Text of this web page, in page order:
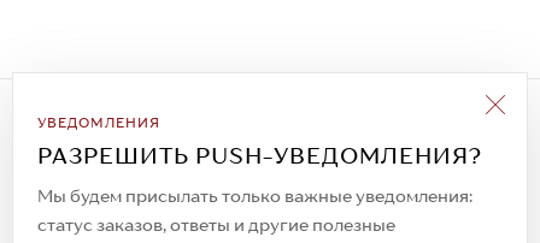
УВЕДОМЛЕНИЯ
РАЗРЕШИТЬ PUSH-УВЕДОМЛЕНИЯ?
Мы будем присылать только важные уведомления:
статус заказов, ответы и другие полезные
Подписаться на рассылку
Всегда будьте в курсе новых акций и
спецпредложений!